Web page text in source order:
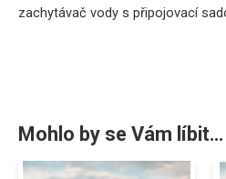
zachytávač vody s připojovací
Mohlo by se Vám líbit…